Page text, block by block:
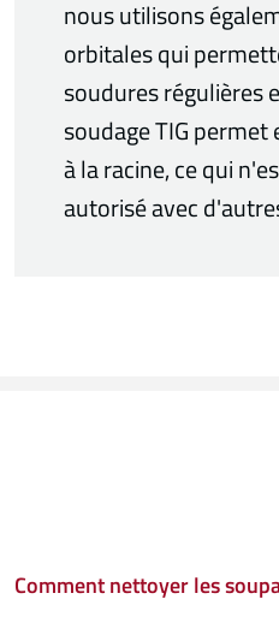
nous utilisons
orbitales qui
soudures régulières
soudage TIG
à la racine, ce qui
autorisé avec
Comment nettoyer les